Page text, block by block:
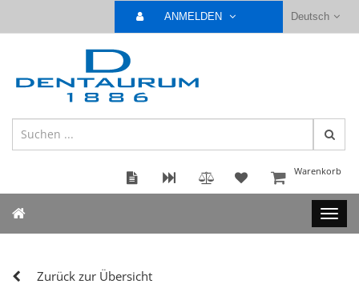
Deutsch
ANMELDEN
Warenkorb
Zurück zur Übersicht